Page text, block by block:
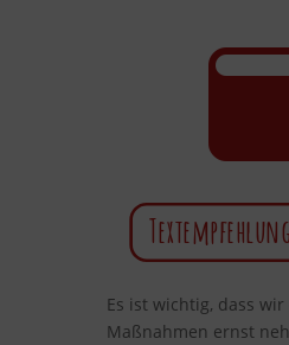
Es ist wichtig, dass
Maßnahmen ernst